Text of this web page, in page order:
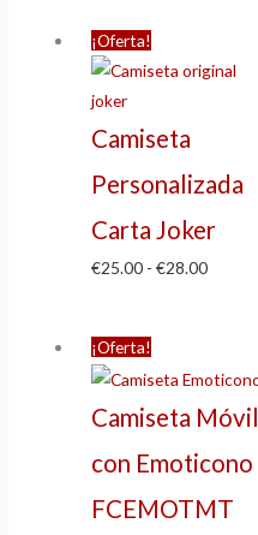
¡Oferta!
Camiseta
Personalizada
Carta Joker
€25.00 - €28.00
¡Oferta!
Camiseta Móvil
con Emoticono
FCEMOTMT